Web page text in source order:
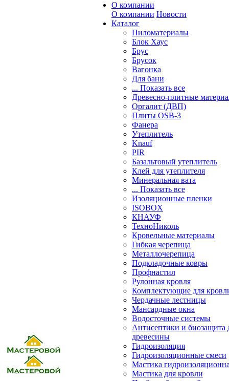
О компании
О компании Новости
Каталог
Пиломатериалы
Блок Хаус
Брус
Брусок
Вагонка
Для бани
... Показать все
Древесно-плитные
Оргалит (ДВП)
Плиты OSB-3
Фанера
Утеплитель
Knauf
PIR
Базальтовый утеплитель
Клей для утеплителя
Минеральная вата
... Показать все
Изоляционные пленки
ISOBOX
КНАУФ
ТехноНиколь
Кровельные материалы
Гибкая черепица
Металлочерепица
Подкладочные ковры
Профнастил
Рулонная кровля
Комплектующие для
Чердачные лестницы
Мансардные окна
Водосточные системы
Антисептики и биозащита
древесины
Гидроизоляция
Гидроизоляционные смеси
Мастика
Мастика для кровли